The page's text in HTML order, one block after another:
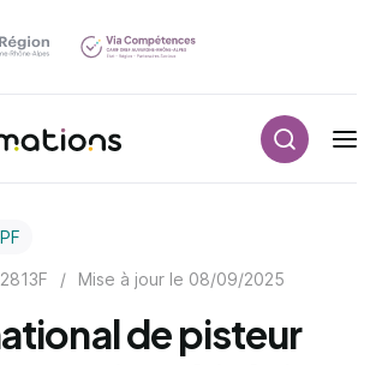
Navigation principale
/ Mise à jour le 08/09/2025
de pisteur